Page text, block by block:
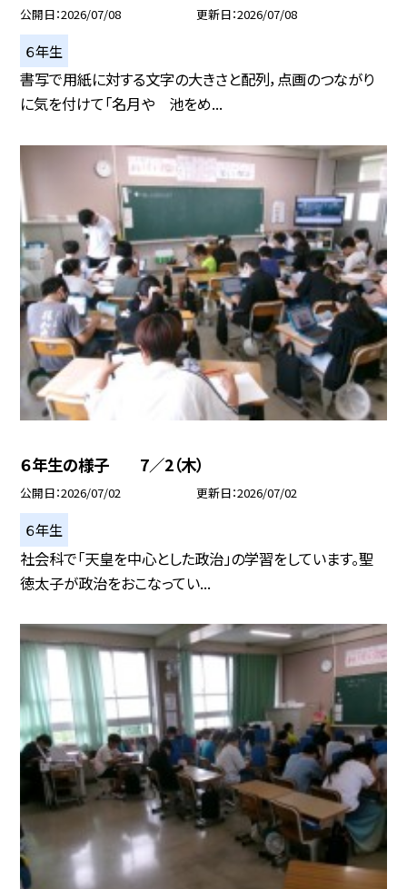
公開日 2026/07/08 更新日 2026/07/08
６年生
書写で用紙に対する文字の大きさと配列，点画のつながり
に気を付けて「名月や 池をめ...
６年生の様子 7／2（木）
公開日 2026/07/02 更新日 2026/07/02
６年生
社会科で「天皇を中心とした政治」の学習をしています。聖
徳太子が政治をおこなってい...